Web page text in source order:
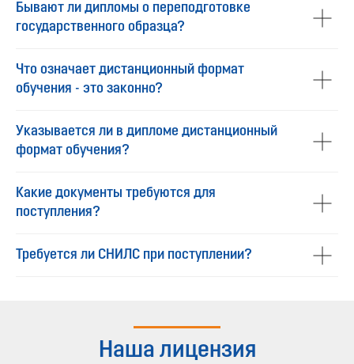
Бывают ли дипломы о переподготовке
государственного образца?
Что означает дистанционный формат
обучения - это законно?
Указывается ли в дипломе дистанционный
формат обучения?
Какие документы требуются для
поступления?
Требуется ли СНИЛС при поступлении?
Наша лицензия